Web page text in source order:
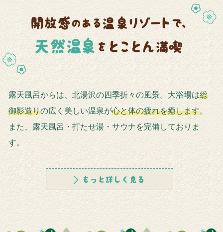
露天風呂からは、北湯沢の四季折々の風景。大浴場は総
御影造りの広く美しい温泉が心と体の疲れを癒します。
また、露天風呂・打たせ湯・サウナを完備しておりま
す。